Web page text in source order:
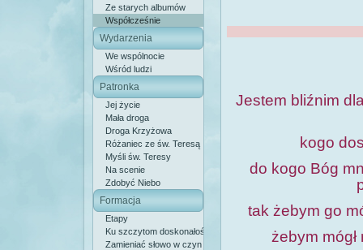
Ze starych albumów
Współcześnie
Wydarzenia
We wspólnocie
Wśród ludzi
Patronka
Jej życie
Mała droga
Droga Krzyżowa
Różaniec ze św. Teresą
Myśli św. Teresy
Na scenie
Zdobyć Niebo
Formacja
Etapy
Ku szczytom doskonałości
Zamieniać słowo w czyn
Jestem bliźnim
kogo
do kogo Bóg
tak żebym go
żebym